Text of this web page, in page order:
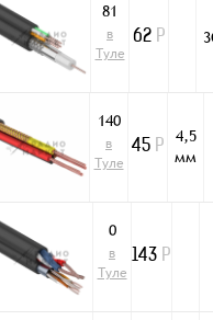
81
в
Туле
62 Р
140
в
Туле
45 Р
4,5
мм
0
в
Туле
143 Р